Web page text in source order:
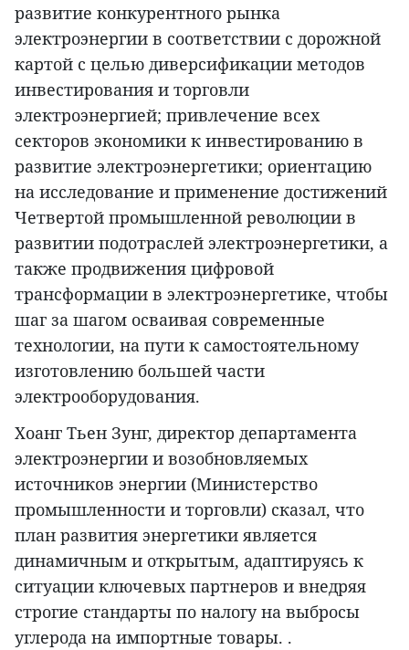
развитие конкурентного рынка
электроэнергии в соответствии с дорожной
картой с целью диверсификации методов
инвестирования и торговли
электроэнергией; привлечение всех
секторов экономики к инвестированию в
развитие электроэнергетики; ориентацию
на исследование и применение достижений
Четвертой промышленной революции в
развитии подотраслей электроэнергетики, а
также продвижения цифровой
трансформации в электроэнергетике, чтобы
шаг за шагом осваивая современные
технологии, на пути к самостоятельному
изготовлению большей части
электрооборудования.
Хоанг Тьен Зунг, директор департамента
электроэнергии и возобновляемых
источников энергии (Министерство
промышленности и торговли) сказал, что
план развития энергетики является
динамичным и открытым, адаптируясь к
ситуации ключевых партнеров и внедряя
строгие стандарты по налогу на выбросы
углерода на импортные товары. .